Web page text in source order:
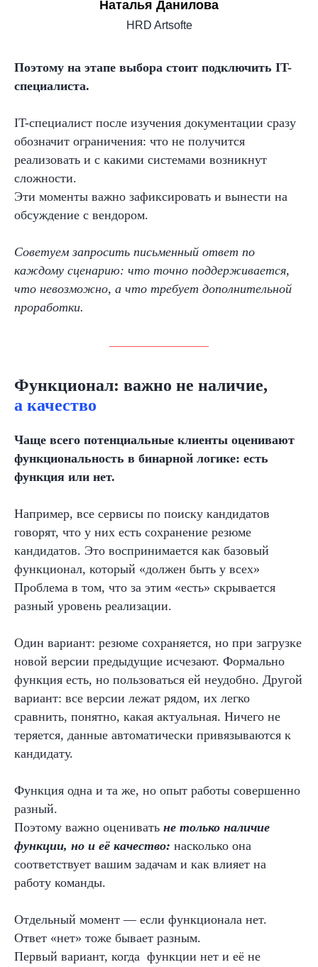
Наталья Данилова
HRD Artsofte
Поэтому на этапе выбора стоит подключить IT-
специалиста.
IT-специалист после изучения документации сразу
обозначит ограничения: что не получится
реализовать и с какими системами возникнут
сложности.
Эти моменты важно зафиксировать и вынести на
обсуждение с вендором.
Советуем запросить письменный ответ по
каждому сценарию: что точно поддерживается,
что невозможно, а что требует дополнительной
проработки.
Функционал: важно не наличие,
а качество
Чаще всего потенциальные клиенты оценивают
функциональность в бинарной логике: есть
функция или нет.
Например, все сервисы по поиску кандидатов
говорят, что у них есть сохранение резюме
кандидатов. Это воспринимается как базовый
функционал, который «должен быть у всех»
Проблема в том, что за этим «есть» скрывается
разный уровень реализации.
Один вариант: резюме сохраняется, но при загрузке
новой версии предыдущие исчезают. Формально
функция есть, но пользоваться ей неудобно. Другой
вариант: все версии лежат рядом, их легко
сравнить, понятно, какая актуальная. Ничего не
теряется, данные автоматически привязываются к
кандидату.
Функция одна и та же, но опыт работы совершенно
разный.
Поэтому важно оценивать не только наличие
функции, но и её качество: насколько она
соответствует вашим задачам и как влияет на
работу команды.
Отдельный момент — если функционала нет.
Ответ «нет» тоже бывает разным.
Первый вариант, когда функции нет и её не
Как оценить
реальное
вашей компании